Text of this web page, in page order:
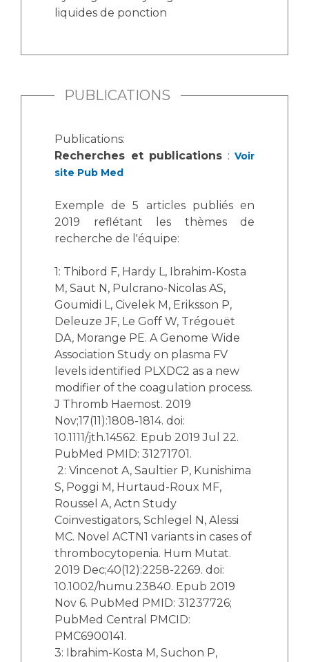
liquides de ponction
PUBLICATIONS
Publications:
Recherches et publications : Voir
site Pub Med
Exemple de 5 articles publiés en
2019 reflétant les thèmes de
recherche de l'équipe:
1: Thibord F, Hardy L, Ibrahim-Kosta
M, Saut N, Pulcrano-Nicolas AS,
Goumidi L, Civelek M, Eriksson P,
Deleuze JF, Le Goff W, Trégouët
DA, Morange PE. A Genome Wide
Association Study on plasma FV
levels identified PLXDC2 as a new
modifier of the coagulation process.
J Thromb Haemost. 2019
Nov;17(11):1808-1814. doi:
10.1111/jth.14562. Epub 2019 Jul 22.
PubMed PMID: 31271701.
2: Vincenot A, Saultier P, Kunishima
S, Poggi M, Hurtaud-Roux MF,
Roussel A, Actn Study
Coinvestigators, Schlegel N, Alessi
MC. Novel ACTN1 variants in cases of
thrombocytopenia. Hum Mutat.
2019 Dec;40(12):2258-2269. doi:
10.1002/humu.23840. Epub 2019
Nov 6. PubMed PMID: 31237726;
PubMed Central PMCID:
PMC6900141.
3: Ibrahim-Kosta M, Suchon P,